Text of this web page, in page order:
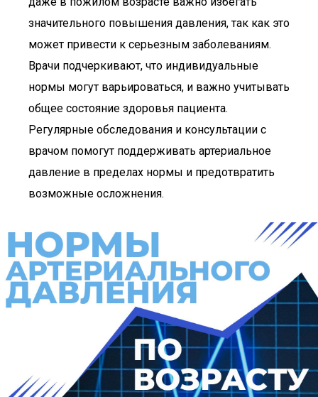
значительного повышения давления, так как это
может привести к серьезным заболеваниям.
Врачи подчеркивают, что индивидуальные
нормы могут варьироваться, и важно учитывать
общее состояние здоровья пациента.
Регулярные обследования и консультации с
врачом помогут поддерживать артериальное
давление в пределах нормы и предотвратить
возможные осложнения.